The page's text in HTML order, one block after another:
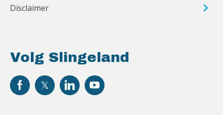
Volg Slingeland
Disclaimer